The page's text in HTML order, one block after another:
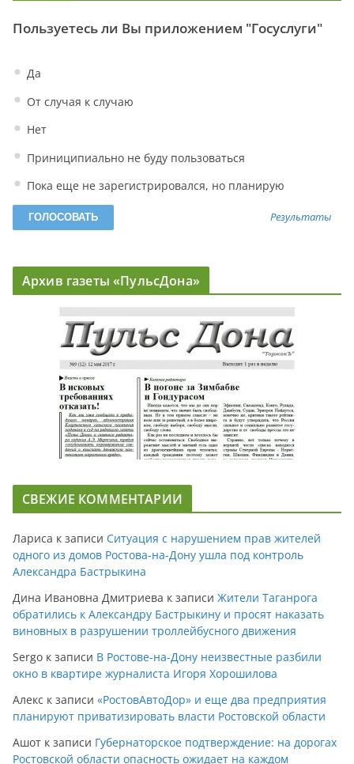
Пользуетесь ли Вы приложением "Госуслуги"
Да
От случая к случаю
Нет
Приниципиально не буду пользоваться
Пока еще не зарегистрировался, но планирую
Результаты
Архив газеты «ПульсДона»
СВЕЖИЕ КОММЕНТАРИИ
Лариса к записи Ситуация с нарушением прав жителей
одного из домов Ростова-на-Дону ушла под контроль
Александра Бастрыкина
Дина Ивановна Дмитриева к записи Жители Таганрога
обратились к Александру Бастрыкину и просят наказать
виновных в разрушении троллейбусного движения
Sergo к записи В Ростове-на-Дону неизвестные разбили
окно в квартире журналиста Игоря Хорошилова
Алекс к записи «РостовАвтоДор» и еще два предприятия
планируют приватизировать власти Ростовской области
Ашот к записи Губернаторское подтверждение: на дорогах
Ростовской области опасность ожидает на каждом